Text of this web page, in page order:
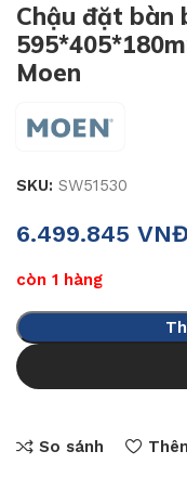
Chậu đặt bàn
Moen
SKU: SW51530
6.499.845 VNĐ
còn 1 hàng
So sánh